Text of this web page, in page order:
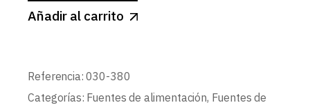
Añadir al carrito
Referencia: 030-380
Categorías: Fuentes de alimentación, Fuentes de